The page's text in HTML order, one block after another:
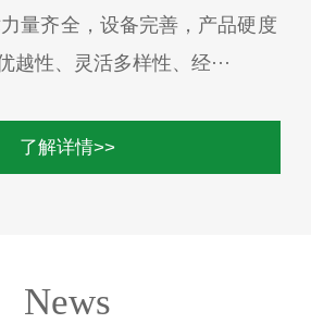
量齐全，设备完善，产品硬度
越性、灵活多样性、经···
了解详情>>
News